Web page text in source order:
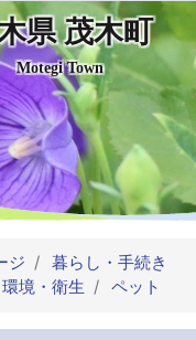
ツにスキップ
県 茂木町
Motegi Town
ジ
暮らし・手続き
境・衛生
ペット